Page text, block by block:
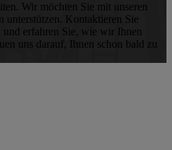
Wir möchten Sie mit unseren
unterstützen. Kontaktieren Sie
und erfahren Sie, wie wir Ihnen
uns darauf, Ihnen schon bald zu